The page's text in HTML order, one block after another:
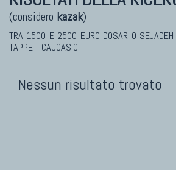
(considero kazak)
TRA 1500 E 2500 EURO DOSAR O
TAPPETI CAUCASICI
Nessun risultato trovato